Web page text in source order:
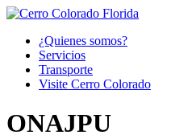
¿Quienes somos?
Servicios
Transporte
Visite Cerro Colorado
ONAJPU